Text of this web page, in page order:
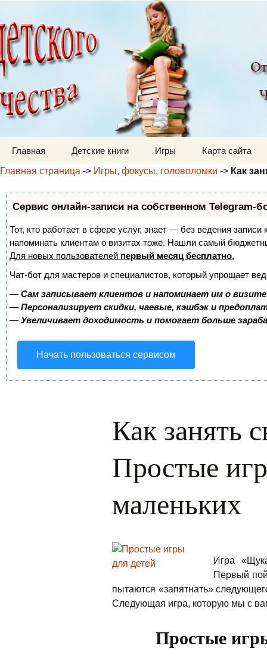
Детский мир
Главная Детские книги Игры
Карта сайта
Главная страница -> Игры, фокусы, головоломки -> Как
Сервис онлайн-записи на собственном Telegram-
Тот, кто работает в сфере услуг, знает — без ведения
напоминать клиентам о визитах тоже. Нашли самый
Для новых пользователей первый месяц бесплатно.
Чат-бот для мастеров и специалистов, который упрощает
— Сам записывает клиентов и напоминает им о
— Персонализирует скидки, чаевые, кэшбэк и
— Увеличивает доходимость и помогает больше
Начать пользоваться сервисом
Как занять
Простые
маленьких
Игра
Первый
пытаются «запятнать»
Следующая игра, которую мы с
Простые